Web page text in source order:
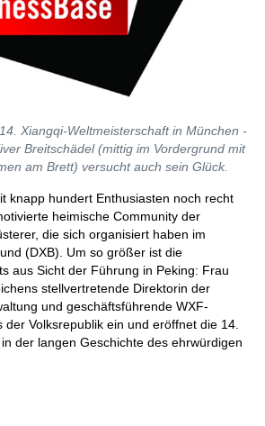
Xiangqi-Weltmeisterschaft in München -
Breitschädel (mittig im Vordergrund mit
am Brett) versucht auch sein Glück.
knapp hundert Enthusiasten noch recht
heimische Community der
die sich organisiert haben im
(DXB). Um so größer ist die
aus Sicht der Führung in Peking: Frau
stellvertretende Direktorin der
und geschäftsführende WXF-
der Volksrepublik ein und eröffnet die 14.
der langen Geschichte des ehrwürdigen